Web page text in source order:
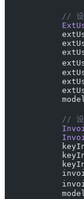
// 设
// 设